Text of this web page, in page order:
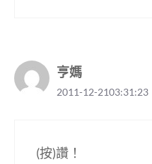
亨媽
2011-12-2103:31:23
(按)讚！